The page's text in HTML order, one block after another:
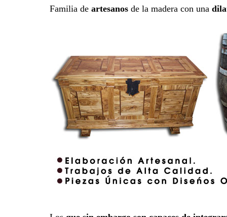
Familia de artesanosde la madera con una